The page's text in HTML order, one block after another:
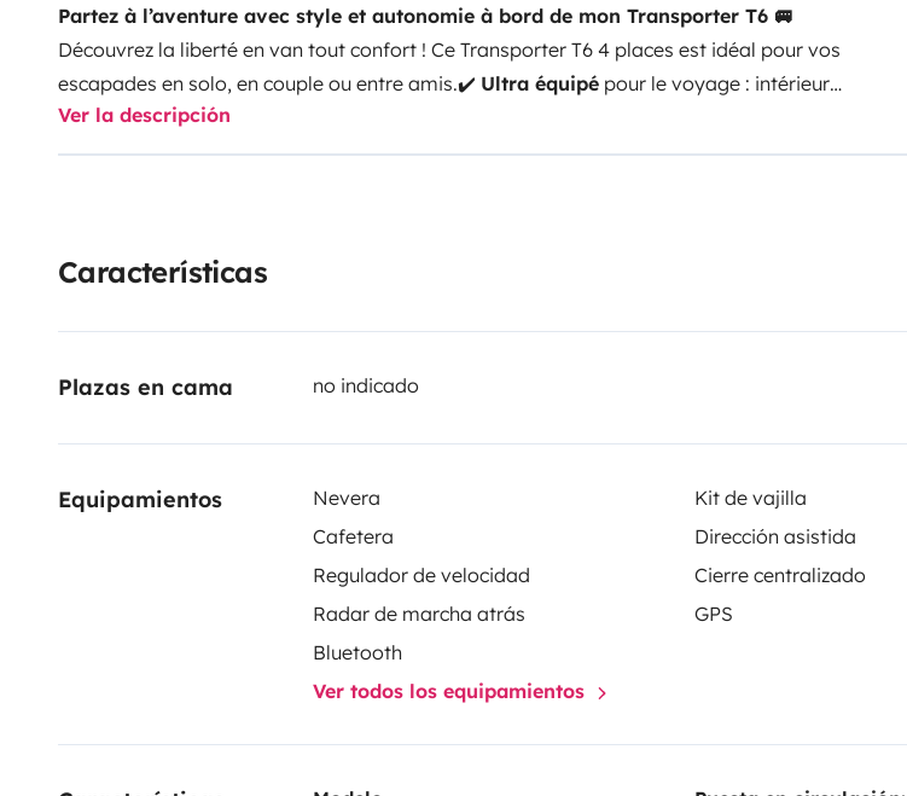
Partez à l’aventure avec style et autonomie à bord de mon Transporter T6 🚐
Découvrez la liberté en van tout confort ! Ce Transporter T6 4 places est idéal pour vos
escapades en solo, en couple ou entre amis.✔️ Ultra équipé pour le voyage : intérieur
fonctionnel et confortable
rouler⚡Recharge automatiquede la batterie en roulant : autonomie prolongée sans
road trip improvisé, ce van est prêt à vous suivre partout !
Ver la descripción
Características
Plazas en cama no indicado
Equipamientos Nevera
Kit de vajilla
Cafetera
Dirección asistida
Regulador de velocidad
Cierre centralizado
Radar de marcha atrás
GPS
Bluetooth
Ver todos los equipamientos